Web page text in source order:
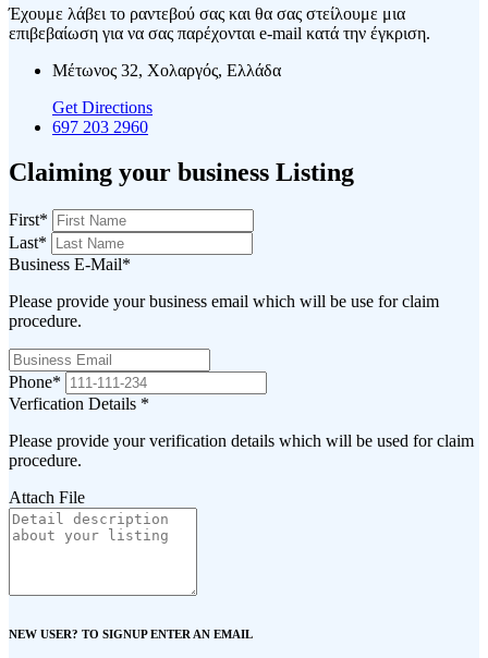
Έχουμε λάβει το ραντεβού σας και θα σας στείλουμε μια
επιβεβαίωση για να σας παρέχονται e-mail κατά την έγκριση.
Μέτωνος 32, Χολαργός, Ελλάδα
Get Directions
697 203 2960
Claiming your business Listing
First*
Last*
Business E-Mail*
Please provide your business email which will be use for claim
procedure.
Phone*
Verfication Details *
Please provide your verification details which will be used for claim
procedure.
Attach File
NEW USER? TO SIGNUP ENTER AN EMAIL